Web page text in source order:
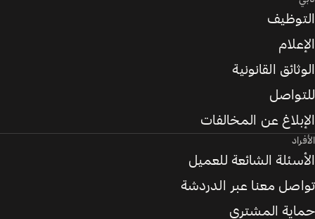
التوظيف
الإعلام
الوثائق القانونية
للتواصل
الإبلاغ عن المخالفات
الأفراد
الأسئلة الشائعة للعميل
تواصل معنا عبر الدردشة
حماية المشتري